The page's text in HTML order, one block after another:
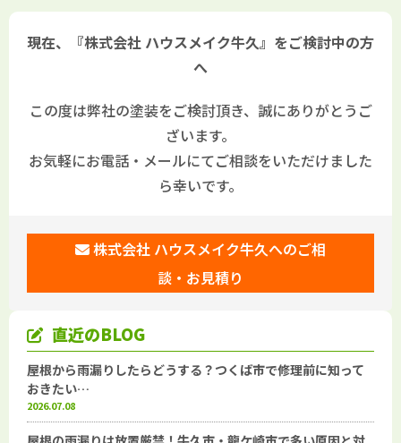
スメイク牛久へ
へ
現在、『株式会社 ハウスメイク牛久』をご検討中の方
へ
この度は弊社の塗装をご検討頂き、誠にありがとうご
ざいます。
お気軽にお電話・メールにてご相談をいただけました
ら幸いです。
株式会社 ハウスメイク牛久へのご相
談・お見積り
直近のBLOG
屋根から雨漏りしたらどうする？つくば市で修理前に知って
おきたい…
2026.07.08